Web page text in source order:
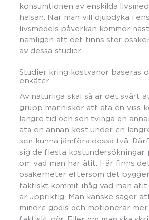
konsumtionen av enskilda
hälsan. När man vill djupdyka i
livsmedels påverkan kommer
nämligen att det finns stor
av dessa studier.
Studier kring kostvanor baseras
enkäter
Av naturliga skäl så är det svårt
grupp människor att äta en viss
längre tid och sen tvinga en
äta en annan kost under en
sen kunna jämföra dessa två.
sig de flesta kostundersökningar
om vad man har ätit. Här finns
osäkerheter eftersom det
faktiskt kommit ihåg vad man
är uppriktig. Man kanske säger
mindre godis och motionerar mer